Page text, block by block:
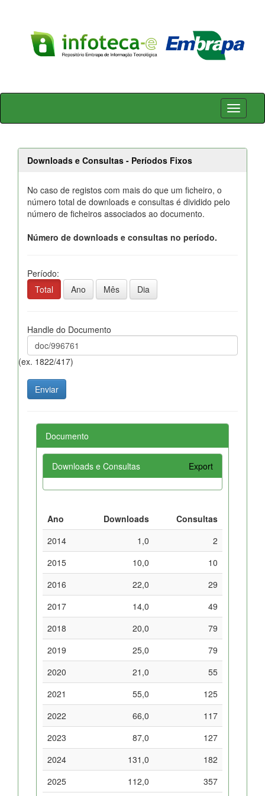
Skip
Downloads e Consultas - Períodos Fixos
No caso de registos com mais do que um ficheiro, o
número total de downloads e consultas é dividido pelo
número de ficheiros associados ao documento.
Número de downloads e consultas no período.
Período:
Total
Ano Mês Dia
Handle do Documento
(ex. 1822/417)
Documento
Downloads e Consultas Export
Ano Downloads
Consultas
2014
1,0
2
2015
10,0
10
2016
22,0
29
2017
14,0
49
2018
20,0
79
2019
25,0
79
2020
21,0
55
2021
55,0
125
2022
66,0
117
2023
87,0
127
2024
131,0
182
2025
112,0
357